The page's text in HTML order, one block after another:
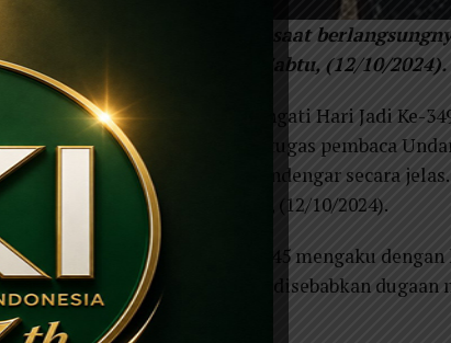
Undang Undang 1945 saat
349 di ALun alun Magetan. Sabtu, (12/10/2024).
Upacara memperingati Hari Jadi Ke-
insiden microphone petugas pembaca
peserta upacara tidak mendengar secara
insiden tersebut. Sabtu, (12/10/2024).
pembaca Undang-Undang 1945 mengaku
suaranya kurang kedengaran disebabkan dugaan